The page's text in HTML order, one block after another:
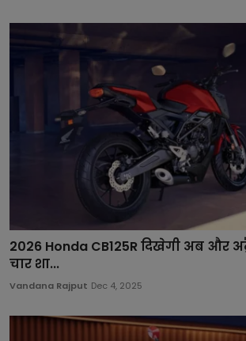
2026 Honda CB125R दिखेगी अब और
चार शा...
Vandana Rajput Dec 4, 2025